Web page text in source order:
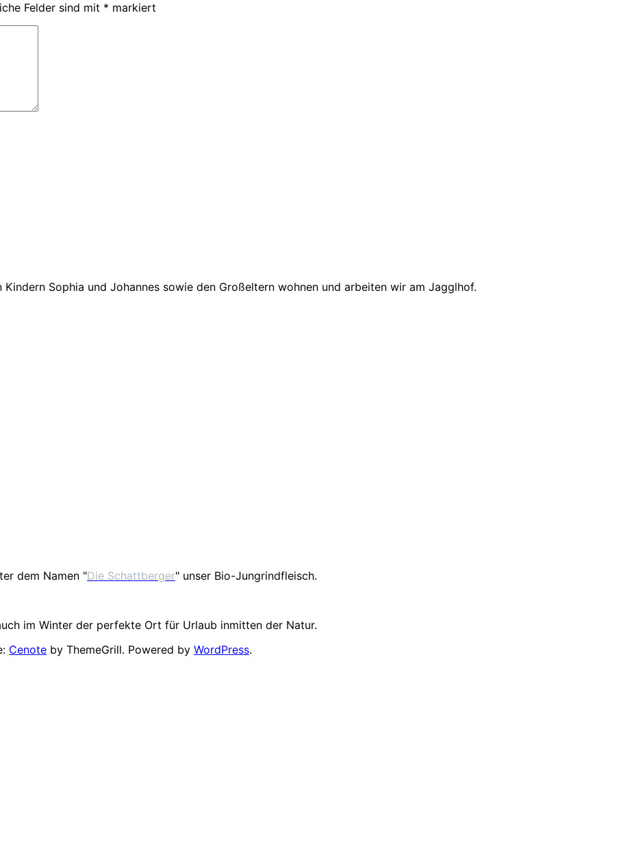
Felder sind mit * markiert
Sophia und Johannes sowie den Großeltern wohnen und arbeiten wir am Jagglhof.
dem Namen "Die Schattberger" unser Bio-Jungrindfleisch.
im Winter der perfekte Ort für Urlaub inmitten der Natur.
Cenote by ThemeGrill. Powered by WordPress.